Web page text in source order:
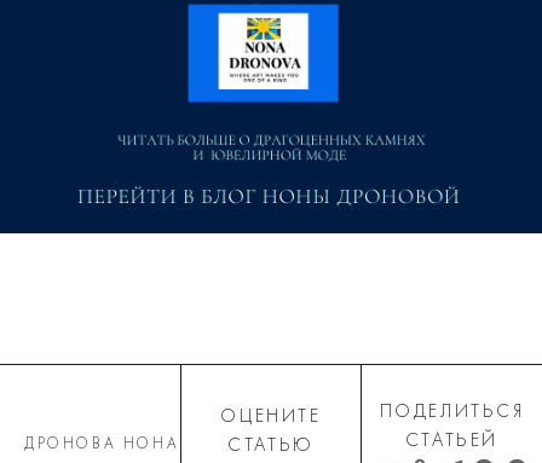
ДРОНОВА НОНА
ОЦЕНИТЕ
СТАТЬЮ
ПОДЕЛИТЬСЯ
СТАТЬЕЙ